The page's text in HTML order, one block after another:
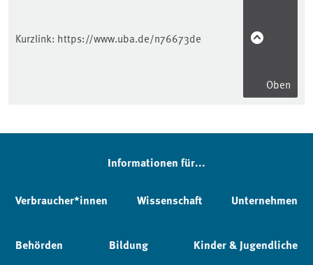
Kurzlink: https://www.uba.de/n76673de
Oben
Informationen für...
Verbraucher*innen Wissenschaft Unternehmen
Behörden Bildung Kinder & Jugendliche